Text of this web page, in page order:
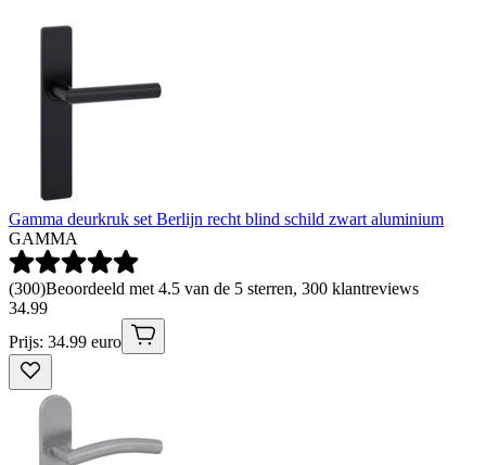
Gamma deurkruk set Berlijn recht blind schild zwart aluminium
GAMMA
(300)Beoordeeld met 4.5 van de 5 sterren, 300 klantreviews
34.99
Prijs: 34.99 euro